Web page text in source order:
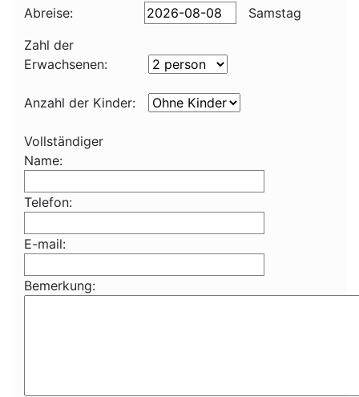
Abreise:
Samstag
Zahl der
Erwachsenen:
Anzahl der Kinder:
Vollständiger
Name:
Telefon:
E-mail:
Bemerkung: